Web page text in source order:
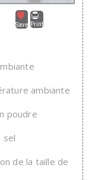
Save Print
ambiante
poudre
sel
de la taille de